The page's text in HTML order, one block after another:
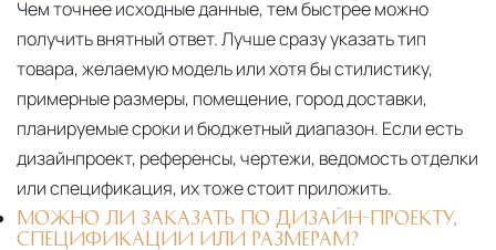
Чем точнее исходные данные, тем быстрее можно
получить внятный ответ. Лучше сразу указать тип
товара, желаемую модель или хотя бы стилистику,
примерные размеры, помещение, город доставки,
планируемые сроки и бюджетный диапазон. Если есть
дизайнпроект, референсы, чертежи, ведомость отделки
или спецификация, их тоже стоит приложить.
МОЖНО ЛИ ЗАКАЗАТЬ ПО ДИЗАЙН-ПРОЕКТУ,
СПЕЦИФИКАЦИИ ИЛИ РАЗМЕРАМ?